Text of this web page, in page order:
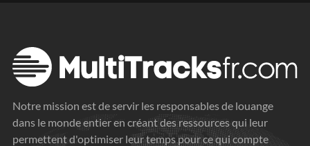
Notre mission est de servir les responsables de louange
dans le monde entier en créant des ressources qui leur
permettent d'optimiser leur temps pour ce qui compte